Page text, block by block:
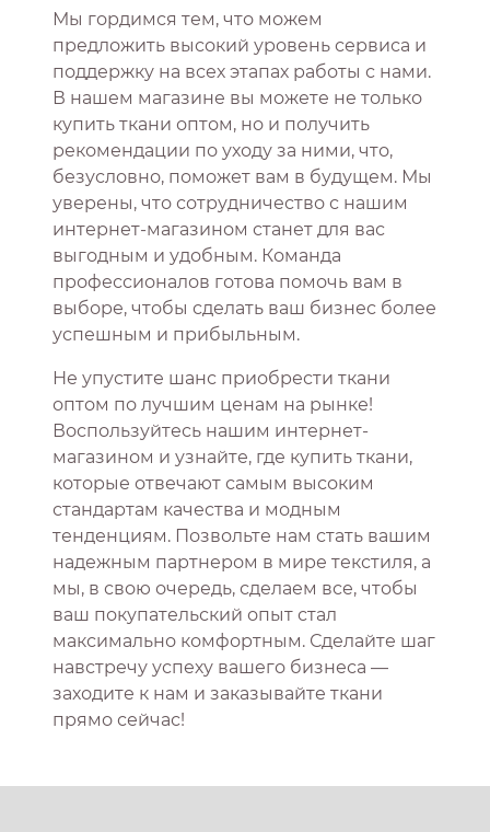
Мы гордимся тем, что можем
предложить высокий уровень сервиса и
поддержку на всех этапах работы с нами.
В нашем магазине вы можете не только
купить ткани оптом, но и получить
рекомендации по уходу за ними, что,
безусловно, поможет вам в будущем. Мы
уверены, что сотрудничество с нашим
интернет-магазином станет для вас
выгодным и удобным. Команда
профессионалов готова помочь вам в
выборе, чтобы сделать ваш бизнес более
успешным и прибыльным.
Не упустите шанс приобрести ткани
оптом по лучшим ценам на рынке!
Воспользуйтесь нашим интернет-
магазином и узнайте, где купить ткани,
которые отвечают самым высоким
стандартам качества и модным
тенденциям. Позвольте нам стать вашим
надежным партнером в мире текстиля, а
мы, в свою очередь, сделаем все, чтобы
ваш покупательский опыт стал
максимально комфортным. Сделайте шаг
навстречу успеху вашего бизнеса —
заходите к нам и заказывайте ткани
прямо сейчас!